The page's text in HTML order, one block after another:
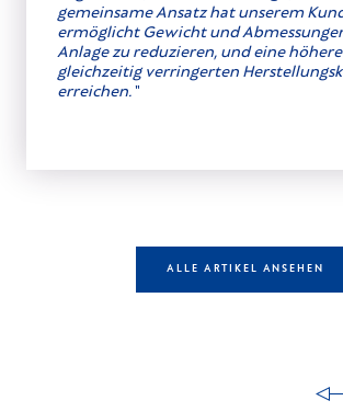
gemeinsame Ansatz hat unserem
ermöglicht Gewicht und
Anlage zu reduzieren, und eine
gleichzeitig verringerten
erreichen."
ALLE ARTIKEL ANSEHEN